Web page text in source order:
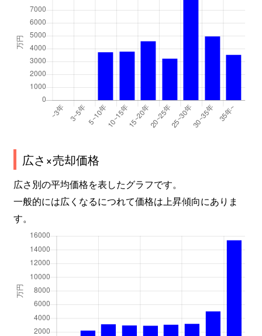
広さ×売却価格
広さ別の平均価格を表したグラフです。
一般的には広くなるにつれて価格は上昇傾向にありま
す。